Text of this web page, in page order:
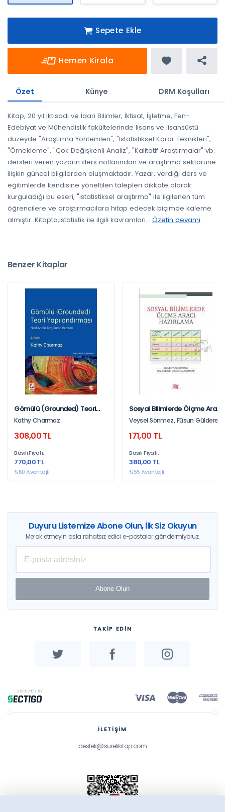
Sepete Ekle
Hemen Kirala
Özet Künye DRM Koşulları
Kitap, 20 yıl İktisadi ve İdari Bilimler, İktisat, İşletme, Fen-
Edebiyat ve Mühendislik fakültelerinde lisans ve lisansüstü
düzeyde "Araştırma Yöntemleri", "İstatistiksel Karar Teknikleri",
"Örnekleme", "Çok Değişkenli Analiz", "Kalitatif Araştırmalar" vb.
dersleri veren yazarın ders notlarından ve araştırma sektörüne
ilişkin güncel bilgilerden oluşmaktadır. Yazar, verdiği ders ve
eğitimlerde kendisine yöneltilen talepleri dikkate alarak
kurguladığı bu eseri, "istatistiksel araştırma" ile ilgilenen tüm
öğrencilere ve araştırmacılara hitap edecek biçimde kaleme
almıştır. Kitapta,istatistik ile ilgili kavramları... Özetin devamı
Benzer Kitaplar
Gömülü (Grounded) Teori
Yapılandırması Nitel Analiz
Uygulama Rehberi
Kathy Charmaz
308,00 TL
Basılı Fiyatı:
770,00 TL
%60 Avantajlı
Sosyal Bilimlerde Ölçme Aracı
Hazırlama
Veysel Sönmez, Füsun Gülderen
171,00 TL
Basılı Fiyatı:
380,00 TL
%55 Avantajlı
Duyuru Listemize Abone Olun, İlk Siz Okuyun
Merak etmeyin asla rahatsız edici e-postalar göndermiyoruz.
Abone Olun
TAKİP EDİN
İLETİŞİM
destek@surelikitap.com